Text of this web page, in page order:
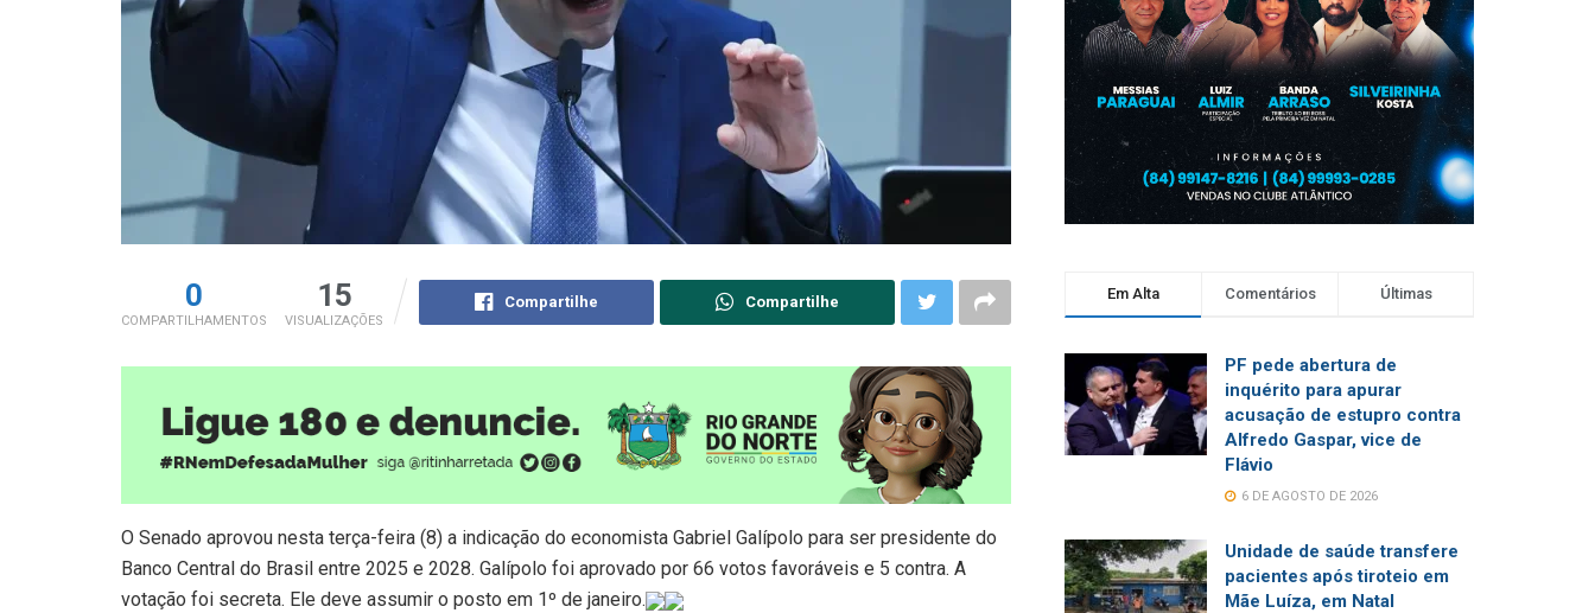
0
COMPARTILHAMENTOS
15
VISUALIZAÇÕES
Compartilhe Compartilhe
O Senado aprovou nesta terça-feira (8) a indicação do economista Gabriel Galípolo para ser presidente do
Banco Central do Brasil entre 2025 e 2028. Galípolo foi aprovado por 66 votos favoráveis e 5 contra. A
votação foi secreta. Ele deve assumir o posto em 1º de janeiro.
Em Alta Comentários Últimas
PF pede abertura de
inquérito para apurar
acusação de estupro contra
Alfredo Gaspar, vice de
Flávio
6 DE AGOSTO DE 2026
Unidade de saúde transfere
pacientes após tiroteio em
Mãe Luíza, em Natal